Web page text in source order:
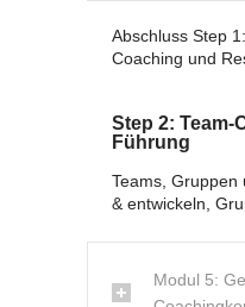
Abschluss Step
Coaching und
Step 2: Team-
Führung
Teams, Gruppen
& entwickeln,
Modul 5: